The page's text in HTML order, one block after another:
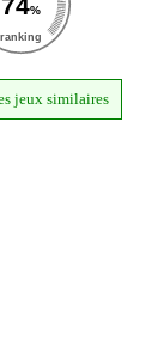
%
ranking
jeux similaires